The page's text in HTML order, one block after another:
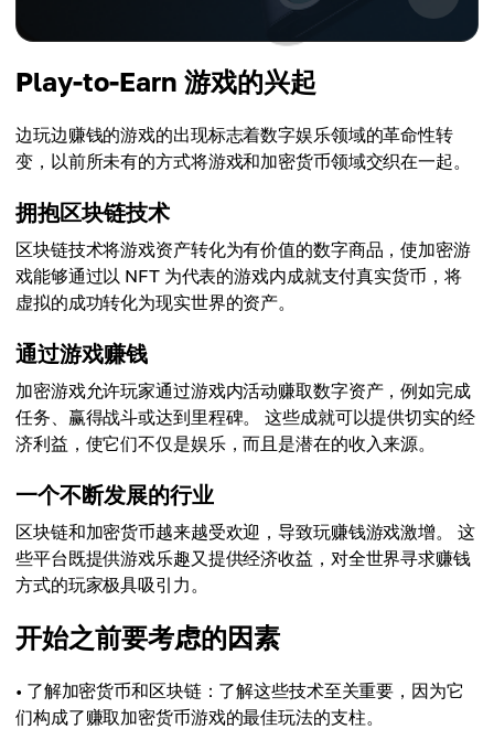
Play-to-Earn 游戏的兴起
边玩边赚钱的游戏的出现标志着数字娱乐领域的革命性转
变，以前所未有的方式将游戏和加密货币领域交织在一起。
拥抱区块链技术
区块链技术将游戏资产转化为有价值的数字商品，使加密游
戏能够通过以 NFT 为代表的游戏内成就支付真实货币，将
虚拟的成功转化为现实世界的资产。
通过游戏赚钱
加密游戏允许玩家通过游戏内活动赚取数字资产，例如完成
任务、赢得战斗或达到里程碑。 这些成就可以提供切实的经
济利益，使它们不仅是娱乐，而且是潜在的收入来源。
一个不断发展的行业
区块链和加密货币越来越受欢迎，导致玩赚钱游戏激增。 这
些平台既提供游戏乐趣又提供经济收益，对全世界寻求赚钱
方式的玩家极具吸引力。
开始之前要考虑的因素
• 了解加密货币和区块链：了解这些技术至关重要，因为它
们构成了赚取加密货币游戏的最佳玩法的支柱。